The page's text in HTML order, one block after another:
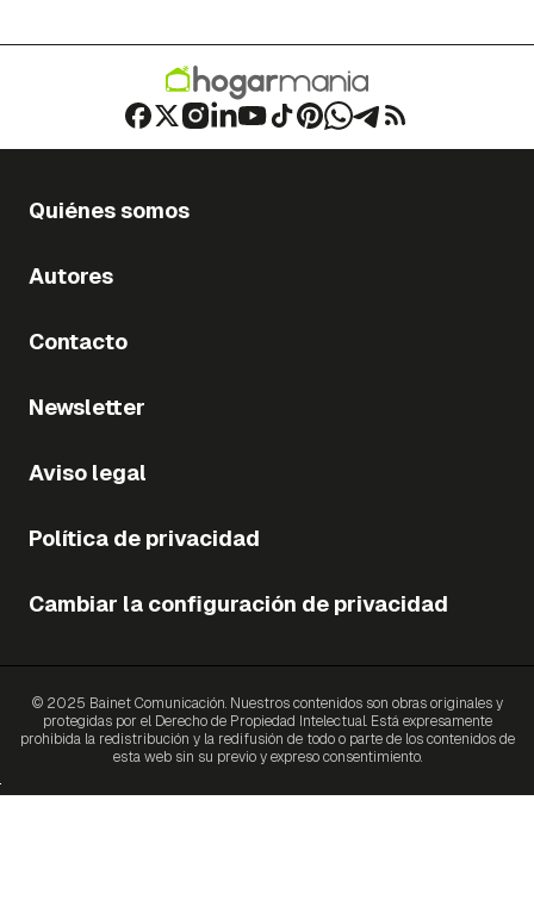
Quiénes somos
Autores
Contacto
Newsletter
Aviso legal
Política de privacidad
Cambiar la configuración de privacidad
© 2025 Bainet Comunicación. Nuestros contenidos son obras originales y
protegidas por el Derecho de Propiedad Intelectual. Está expresamente
prohibida la redistribución y la redifusión de todo o parte de los contenidos de
esta web sin su previo y expreso consentimiento.